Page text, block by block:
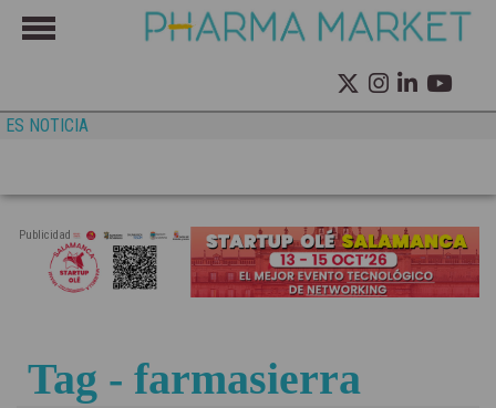
ES NOTICIA
Publicidad
Tag - farmasierra